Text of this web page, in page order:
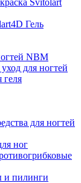
Svitolart
4D Гель
NBM
для ногтей
геля
для ногтей
ног
и пилинги